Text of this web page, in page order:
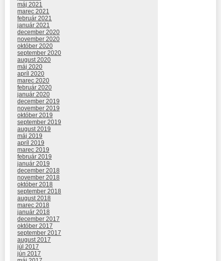
máj 2021
marec 2021
február 2021
január 2021
december 2020
november 2020
október 2020
september 2020
august 2020
máj 2020
apríl 2020
marec 2020
február 2020
január 2020
december 2019
november 2019
október 2019
september 2019
august 2019
máj 2019
apríl 2019
marec 2019
február 2019
január 2019
december 2018
november 2018
október 2018
september 2018
august 2018
marec 2018
január 2018
december 2017
október 2017
september 2017
august 2017
júl 2017
jún 2017